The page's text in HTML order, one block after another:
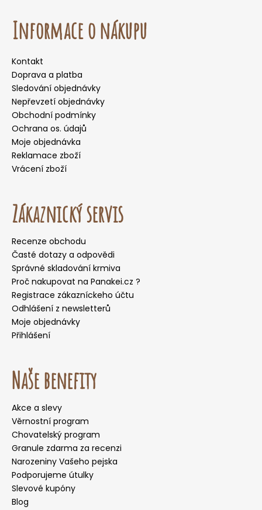
Informace o nákupu
Kontakt
Doprava a platba
Sledování objednávky
Nepřevzetí objednávky
Obchodní podmínky
Ochrana os. údajů
Moje objednávka
Reklamace zboží
Vrácení zboží
Zákaznický servis
Recenze obchodu
Časté dotazy a odpovědi
Správné skladování krmiva
Proč nakupovat na Panakei.cz ?
Registrace zákazníckeho účtu
Odhlášení z newsletterů
Moje objednávky
Přihlášení
Naše benefity
Akce a slevy
Věrnostní program
Chovatelský program
Granule zdarma za recenzi
Narozeniny Vašeho pejska
Podporujeme útulky
Slevové kupóny
Blog